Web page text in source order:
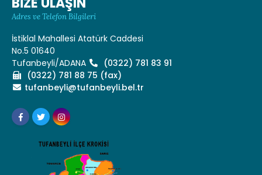
Adres ve Telefon Bilgileri
İstiklal Mahallesi Atatürk Caddesi
No.5 01640
Tufanbeyli/ADANA
(0322) 781 83 91
(0322) 781 88 75 (fax)
tufanbeyli@tufanbeyli.bel.tr